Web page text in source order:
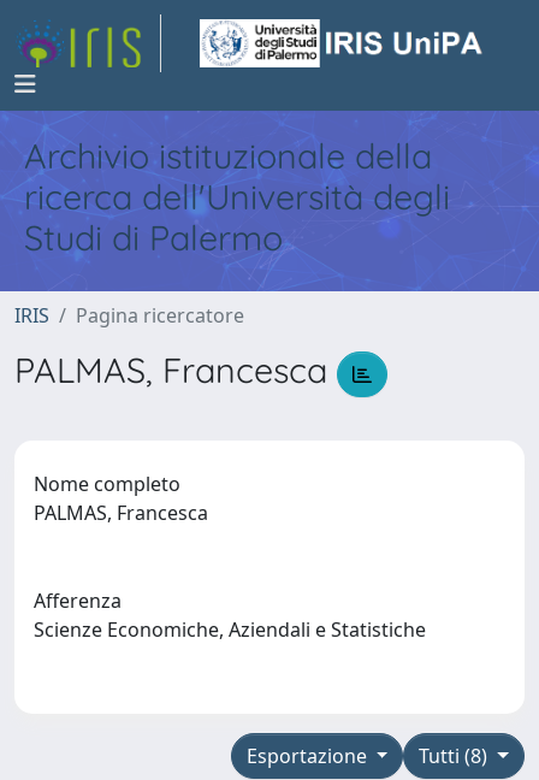
Archivio istituzionale della
ricerca dell'Università degli
Studi di Palermo
IRIS Pagina ricercatore
PALMAS, Francesca
Nome completo
PALMAS, Francesca
Afferenza
Scienze Economiche, Aziendali e Statistiche
Tutti (8)
Esportazione